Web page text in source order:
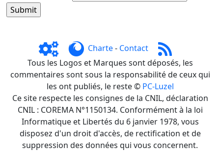
Charte- Contact
Tous les Logos et Marques sont déposés, les
commentaires sont sous la responsabilité de ceux qui
les ont publiés, le reste © PC-Luzel
Ce site respecte les consignes de la CNIL, déclaration
CNIL : COREMA N°1150134. Conformément à la loi
Informatique et Libertés du 6 janvier 1978, vous
disposez d'un droit d'accès, de rectification et de
suppression des données qui vous concernent.